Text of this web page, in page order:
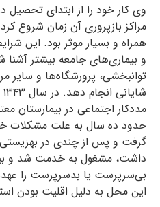
وی کار خود را از ابتدای تحصیل
مراکز بازپروری آن زمان شروع
همراه و بسیار موثر بود. این
و بیماری‌های جامعه بیشتر آشنا
توانبخشی، پرورشگاه‌ها و سایر
شایانی انجام دهد. در سال ۱۳۴۳
مددکار اجتماعی در بیمارستان
حدود ده سال به علت مشکلات
گرفت و پس از چندی در بهزیستی
داشت، مشغول به خدمت شد و
بی‌سرپرست یا بدسرپرست را
این محل به دلیل اقلیت بودن